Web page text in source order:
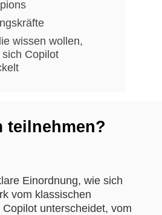
wissen wollen,
Copilot
teilnehmen?
Einordnung, wie sich
vom klassischen
unterscheidet, vom